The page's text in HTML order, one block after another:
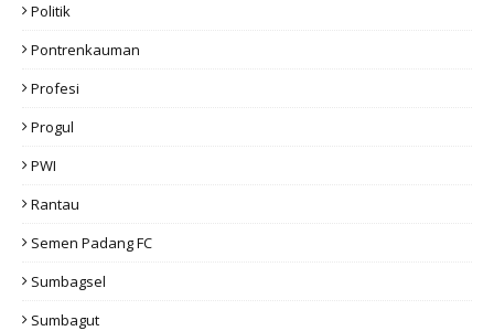
Politik
Pontrenkauman
Profesi
Progul
PWI
Rantau
Semen Padang FC
Sumbagsel
Sumbagut